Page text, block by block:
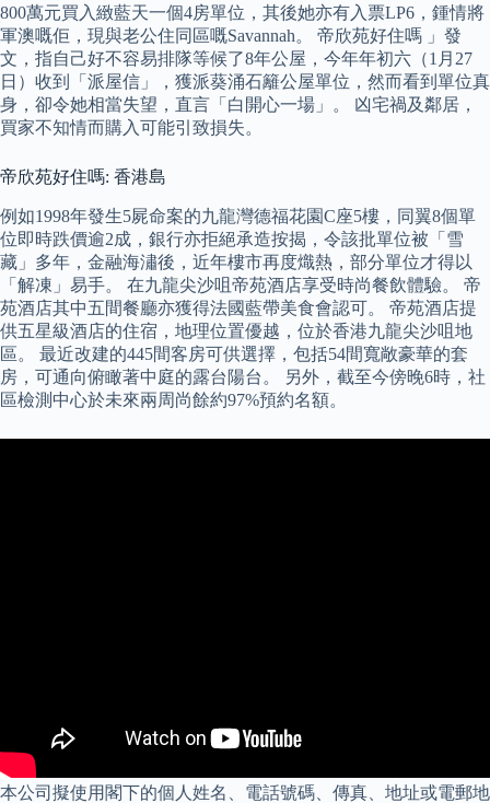
800萬元買入緻藍天一個4房單位，其後她亦有入票LP6，鍾情將
軍澳嘅佢，現與老公住同區嘅Savannah。 帝欣苑好住嗎 」發
文，指自己好不容易排隊等候了8年公屋，今年年初六（1月27
日）收到「派屋信」，獲派葵涌石籬公屋單位，然而看到單位真
身，卻令她相當失望，直言「白開心一場」。 凶宅禍及鄰居，
買家不知情而購入可能引致損失。
帝欣苑好住嗎: 香港島
例如1998年發生5屍命案的九龍灣德福花園C座5樓，同翼8個單
位即時跌價逾2成，銀行亦拒絕承造按揭，令該批單位被「雪
藏」多年，金融海潚後，近年樓市再度熾熱，部分單位才得以
「解凍」易手。 在九龍尖沙咀帝苑酒店享受時尚餐飲體驗。 帝
苑酒店其中五間餐廳亦獲得法國藍帶美食會認可。 帝苑酒店提
供五星級酒店的住宿，地理位置優越，位於香港九龍尖沙咀地
區。 最近改建的445間客房可供選擇，包括54間寬敞豪華的套
房，可通向俯瞰著中庭的露台陽台。 另外，截至今傍晚6時，社
區檢測中心於未來兩周尚餘約97%預約名額。
本公司擬使用閣下的個人姓名、電話號碼、傳真、地址或電郵地